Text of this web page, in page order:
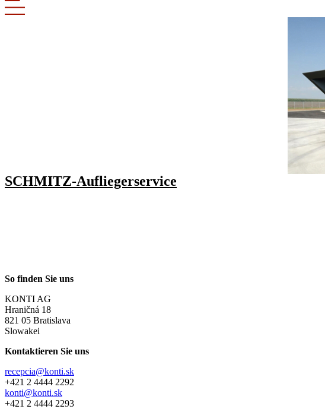
SCHMITZ-Aufliegerservice
So finden Sie uns
KONTI AG
Hraničná 18
821 05 Bratislava
Slowakei
Kontaktieren Sie uns
recepcia@konti.sk
+421 2 4444 2292
konti@konti.sk
+421 2 4444 2293